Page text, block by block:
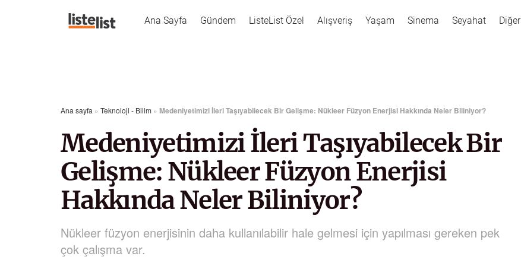
Ana Sayfa Gündem ListeList Özel Alışveriş Yaşam Sinema Seyahat Diğer
Ana sayfa » Teknoloji - Bilim » Medeniyetimizi İleri Taşıyabilecek Bir Gelişme: Nükleer Füzyon Enerjisi Hakkında Neler Biliniyor?
Medeniyetimizi İleri Taşıyabilecek Bir
Gelişme: Nükleer Füzyon Enerjisi
Hakkında Neler Biliniyor?
Nükleer füzyon enerjisinin daha kullanılabilir hale gelmesi için yapılması gereken pek
çok çalışma var.